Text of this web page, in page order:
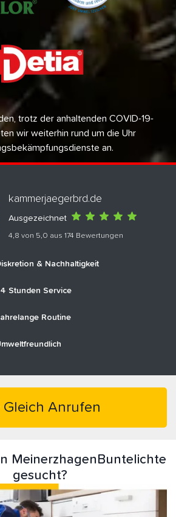
trotz der anhaltenden COVID-19-
wir weiterhin rund um die Uhr
an.
kammerjaegerbrd.de
Ausgezeichnet
4,8 von 5,0 aus 174 Bewertungen
& Nachhaltigkeit
Stunden Service
Routine
Gleich Anrufen
MeinerzhagenBuntelichte
gesucht?